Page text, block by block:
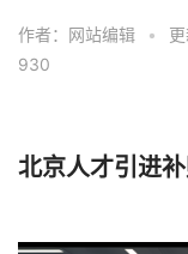
作者：网站编辑 •
930
北京人才引进